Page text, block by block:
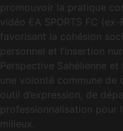
promouvoir la pratique
vidéo EA SPORTS FC
favorisant la cohésion
personnel et l’insertion
Perspective Sahélienne et
une volonté commune de
outil d’expression, de
professionnalisation pour
milieux.